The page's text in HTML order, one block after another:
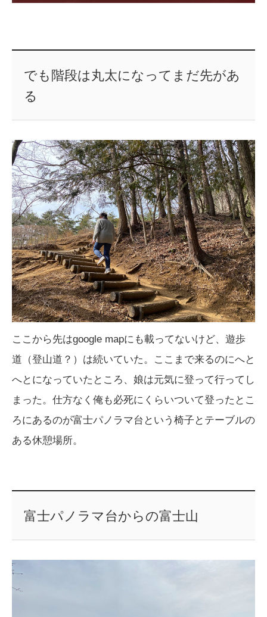
でも階段は丸太になってまだ先があ
る
ここから先はgoogle mapにも載ってないけど、遊歩
道（登山道？）は続いていた。ここまで来るのにへと
へとになっていたところ、娘は元気に登って行ってし
まった。仕方なく俺も必死にくらいついて登ったとこ
ろにあるのが富士パノラマ台という椅子とテーブルの
ある休憩場所。
富士パノラマ台からの富士山